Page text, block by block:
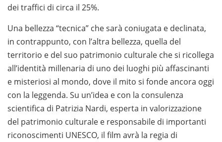
dei traffici di circa il 25%.
Una bellezza “tecnica” che sarà coniugata e declinata,
in contrappunto, con l’altra bellezza, quella del
territorio e del suo patrimonio culturale che si ricollega
all’identità millenaria di uno dei luoghi più affascinanti
e misteriosi al mondo, dove il mito si fonde ancora oggi
con la leggenda. Su un’idea e con la consulenza
scientifica di Patrizia Nardi, esperta in valorizzazione
del patrimonio culturale e responsabile di importanti
riconoscimenti UNESCO, il film avrà la regia di